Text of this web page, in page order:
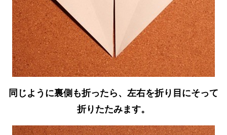
同じように裏側も折ったら、左右を折り目にそって
折りたたみます。